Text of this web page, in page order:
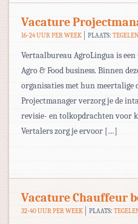
Vacature
16-24 UUR PER WEEK PLAATS:
Vertaalbureau AgroLingua is
Agro & Food business. Binnen
organisaties met hun
Projectmanager verzorg je de
revisie- en tolkopdrachten voor
Vertalers zorg je ervoor […]
Vacature Chauffeur
32-40 UUR PER WEEK PLAATS: